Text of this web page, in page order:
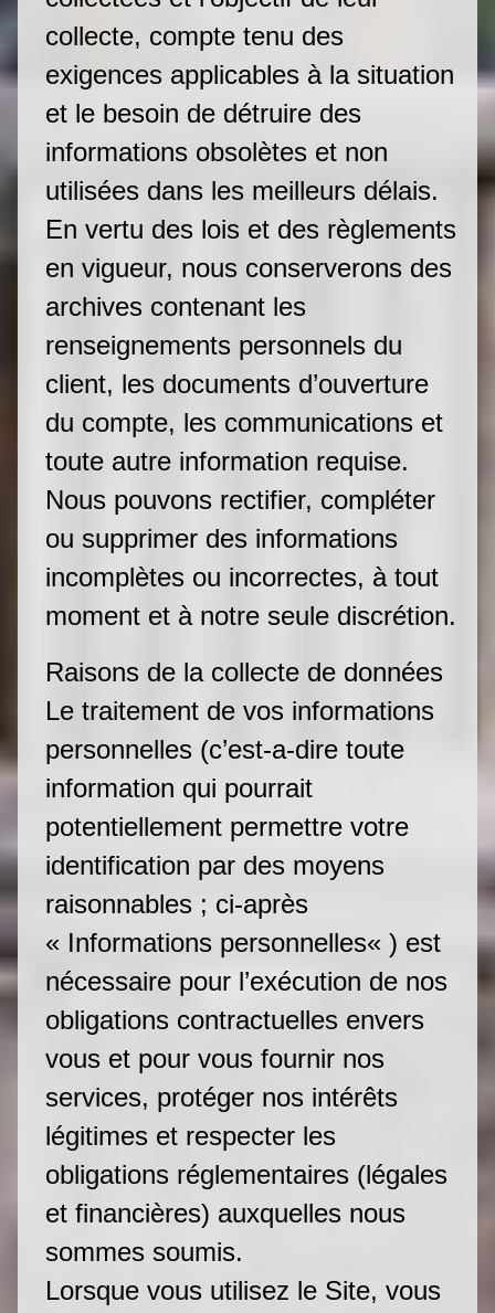
collecte, compte tenu des
exigences applicables à la situation
et le besoin de détruire des
informations obsolètes et non
utilisées dans les meilleurs délais.
En vertu des lois et des règlements
en vigueur, nous conserverons des
archives contenant les
renseignements personnels du
client, les documents d’ouverture
du compte, les communications et
toute autre information requise.
Nous pouvons rectifier, compléter
ou supprimer des informations
incomplètes ou incorrectes, à tout
moment et à notre seule discrétion.
Raisons de la collecte de données
Le traitement de vos informations
personnelles (c’est-a-dire toute
information qui pourrait
potentiellement permettre votre
identification par des moyens
raisonnables ; ci-après
« Informations personnelles« ) est
nécessaire pour l’exécution de nos
obligations contractuelles envers
vous et pour vous fournir nos
services, protéger nos intérêts
légitimes et respecter les
obligations réglementaires (légales
et financières) auxquelles nous
sommes soumis.
Lorsque vous utilisez le Site, vous